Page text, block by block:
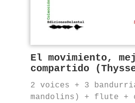
El movimiento,
compartido
2 voices + 3
mandolins) + flute +